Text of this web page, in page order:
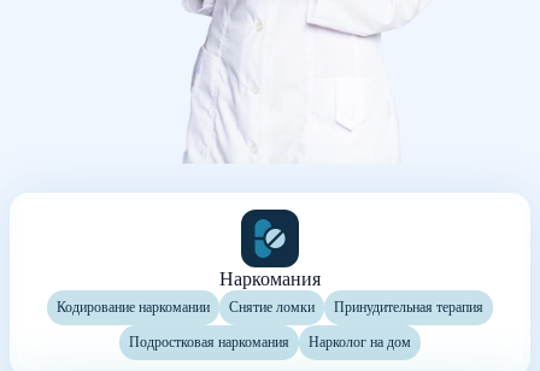
Наркомания
Кодирование наркомании Снятие ломки Принудительная терапия
Подростковая наркомания Нарколог на дом